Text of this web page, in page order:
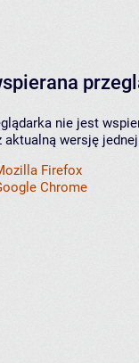
nie jest
aktualną wersję
Firefox
Chrome